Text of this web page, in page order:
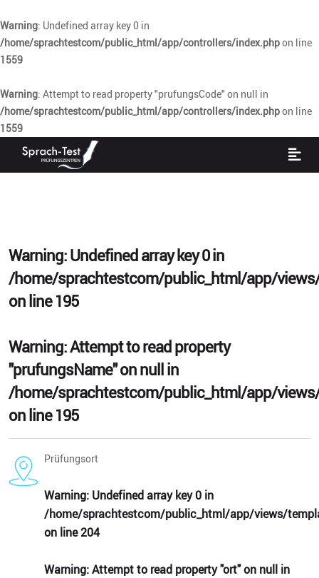
Warning: Undefined array key 0 in
/home/sprachtestcom/public_html/app/controllers/index.phpon line
1559
Warning: Attempt to read property "prufungsCode" on null in
/home/sprachtestcom/public_html/app/controllers/index.phpon line
1559
Warning: Undefined array key 0 in
/home/sprachtestcom/public_html/app/
on line195
Warning: Attempt to read property
"prufungsName" on null in
/home/sprachtestcom/public_html/app/
on line195
Prüfungsort
Warning: Undefined array key 0 in
/home/sprachtestcom/public_html/app/views/
on line204
Warning: Attempt to read property "ort" on null in